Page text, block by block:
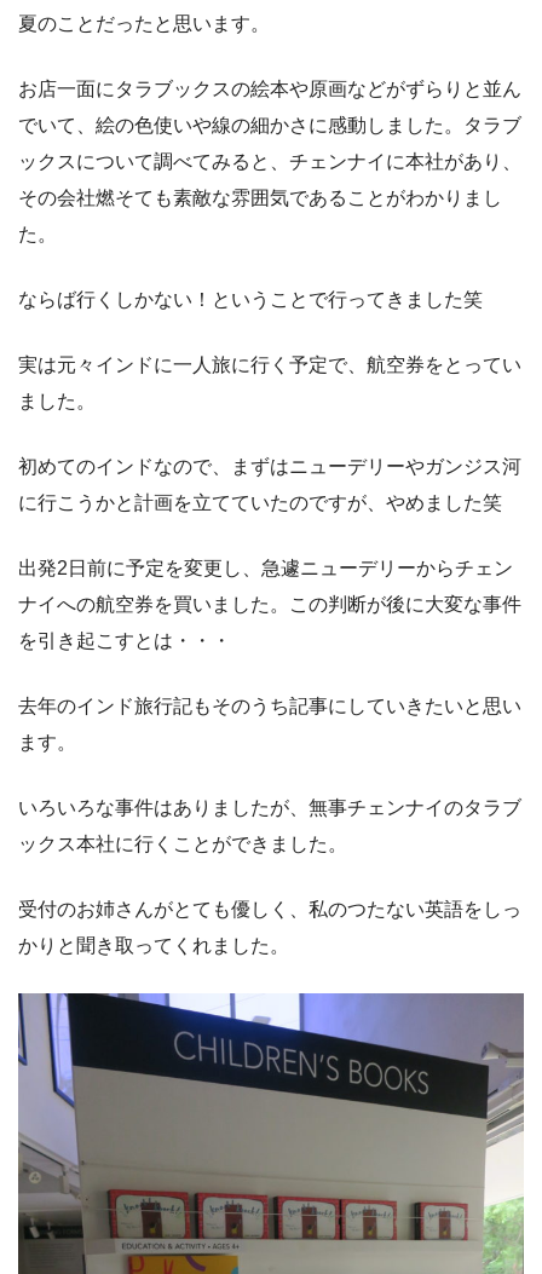
夏のことだったと思います。
お店一面にタラブックスの絵本や原画などがずらりと並ん
でいて、絵の色使いや線の細かさに感動しました。タラブ
ックスについて調べてみると、チェンナイに本社があり、
その会社燃そても素敵な雰囲気であることがわかりまし
た。
ならば行くしかない！ということで行ってきました笑
実は元々インドに一人旅に行く予定で、航空券をとってい
ました。
初めてのインドなので、まずはニューデリーやガンジス河
に行こうかと計画を立てていたのですが、やめました笑
出発2日前に予定を変更し、急遽ニューデリーからチェン
ナイへの航空券を買いました。この判断が後に大変な事件
を引き起こすとは・・・
去年のインド旅行記もそのうち記事にしていきたいと思い
ます。
いろいろな事件はありましたが、無事チェンナイのタラブ
ックス本社に行くことができました。
受付のお姉さんがとても優しく、私のつたない英語をしっ
かりと聞き取ってくれました。